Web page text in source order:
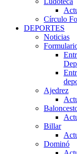
Círculo
DEPORTES
Noticias
Ajedrez
Billar
Dominó